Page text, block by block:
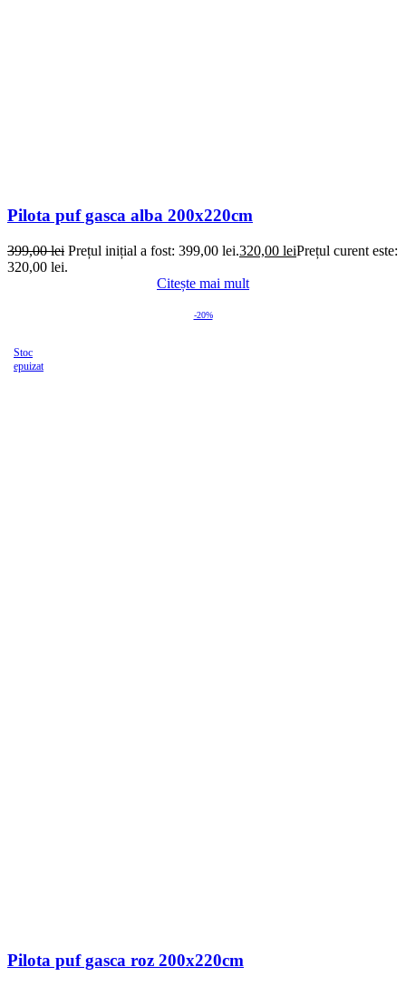
Pilota puf gasca alba 200x220cm
399,00lei Prețul inițial a fost: 399,00 lei.320,00 leiPrețul curent este:
320,00 lei.
Citește mai mult
-20%
Stoc
epuizat
Pilota puf gasca roz 200x220cm